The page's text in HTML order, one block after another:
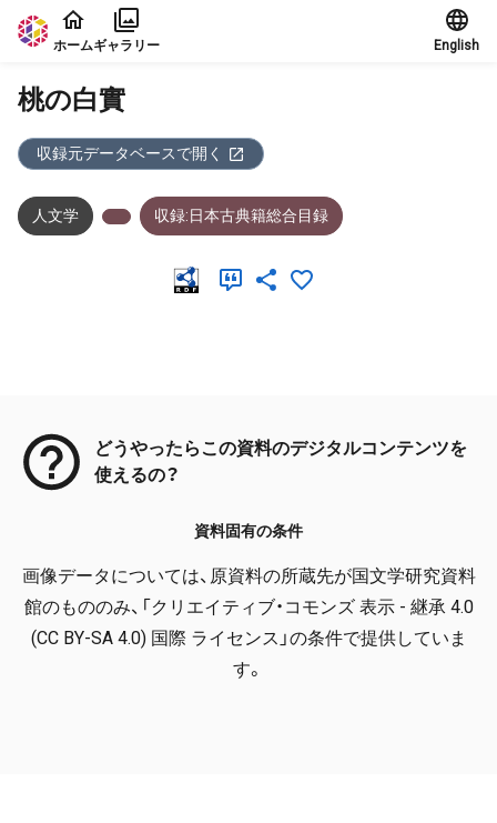
本文に飛ぶ
ホームギャラリー English
桃の白實
収録元データベースで開く
人文学 収録:日本古典籍総合目録
どうやったらこの資料のデジタルコンテンツを
使えるの？
資料固有の条件
画像データについては、原資料の所蔵先が国文学研究資料
館のもののみ、「クリエイティブ・コモンズ 表示 - 継承 4.0
(CC BY-SA 4.0) 国際 ライセンス」の条件で提供していま
す。